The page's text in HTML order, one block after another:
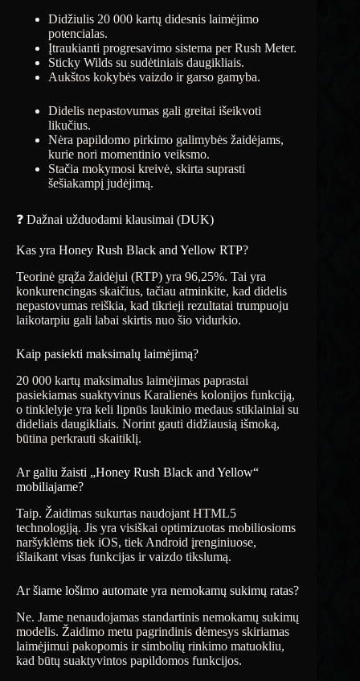
Didžiulis 20 000 kartų didesnis laimėjimo
potencialas.
Įtraukianti progresavimo sistema per Rush Meter.
Sticky Wilds su sudėtiniais daugikliais.
Aukštos kokybės vaizdo ir garso gamyba.
Didelis nepastovumas gali greitai išeikvoti
likučius.
Nėra papildomo pirkimo galimybės žaidėjams,
kurie nori momentinio veiksmo.
Stačia mokymosi kreivė, skirta suprasti
šešiakampį judėjimą.
❓ Dažnai užduodami klausimai (DUK)
Kas yra Honey Rush Black and Yellow RTP?
Teorinė grąža žaidėjui (RTP) yra 96,25%. Tai yra
konkurencingas skaičius, tačiau atminkite, kad didelis
nepastovumas reiškia, kad tikrieji rezultatai trumpuoju
laikotarpiu gali labai skirtis nuo šio vidurkio.
Kaip pasiekti maksimalų laimėjimą?
20 000 kartų maksimalus laimėjimas paprastai
pasiekiamas suaktyvinus Karalienės kolonijos funkciją,
o tinklelyje yra keli lipnūs laukinio medaus stiklainiai su
dideliais daugikliais. Norint gauti didžiausią išmoką,
būtina perkrauti skaitiklį.
Ar galiu žaisti „Honey Rush Black and Yellow“
mobiliajame?
Taip. Žaidimas sukurtas naudojant HTML5
technologiją. Jis yra visiškai optimizuotas mobiliosioms
naršyklėms tiek iOS, tiek Android įrenginiuose,
išlaikant visas funkcijas ir vaizdo tikslumą.
Ar šiame lošimo automate yra nemokamų sukimų ratas?
Ne. Jame nenaudojamas standartinis nemokamų sukimų
modelis. Žaidimo metu pagrindinis dėmesys skiriamas
laimėjimui pakopomis ir simbolių rinkimo matuokliu,
kad būtų suaktyvintos papildomos funkcijos.